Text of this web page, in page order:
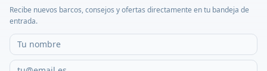
Recibe nuevos barcos, consejos y ofertas directamente en tu bandeja de
entrada.